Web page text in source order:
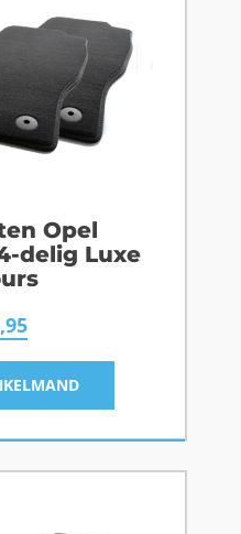
Opel
delig Luxe